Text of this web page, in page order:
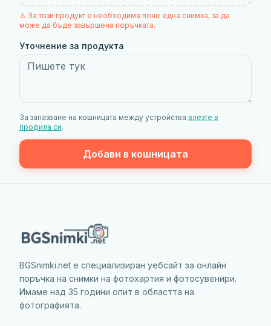
⚠️ За този продукт е необходима поне една снимка, за да
може да бъде завършена поръчката.
Уточнение за продукта
За запазване на кошницата между устройства влезте в
профила си.
Добави в кошницата
BGSnimki.net е специализиран уебсайт за онлайн
поръчка на снимки на фотохартия и фотосувенири.
Имаме над 35 години опит в областта на
фотографията.